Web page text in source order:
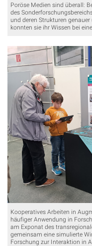
Poröse Medien sind überall:
des
und deren Strukturen
konnten sie ihr Wissen bei
Kooperatives Arbeiten in
häufiger Anwendung in
am Exponat des
gemeinsam eine simulierte
Forschung zur Interaktion in